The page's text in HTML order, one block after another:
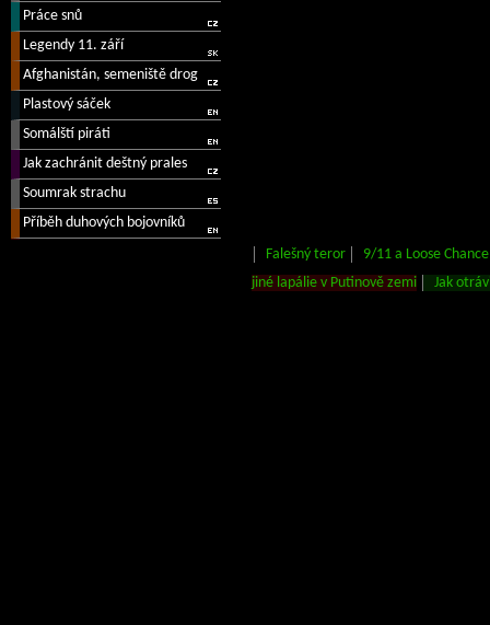
Falešný teror
9/11 a Loose Chance
jiné lapálie v Putinově zemi
Jak